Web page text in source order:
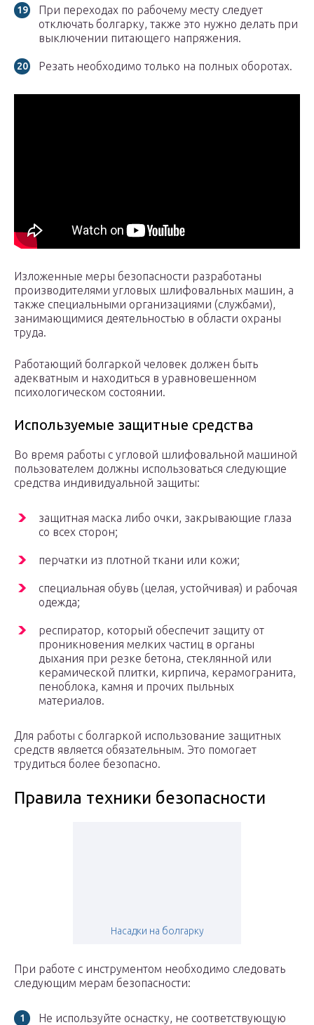
При переходах по рабочему месту следует
отключать болгарку, также это нужно делать при
выключении питающего напряжения.
Резать необходимо только на полных оборотах.
Изложенные меры безопасности разработаны
производителями угловых шлифовальных машин, а
также специальными организациями (службами),
занимающимися деятельностью в области охраны
труда.
Работающий болгаркой человек должен быть
адекватным и находиться в уравновешенном
психологическом состоянии.
Используемые защитные средства
Во время работы с угловой шлифовальной машиной
пользователем должны использоваться следующие
средства индивидуальной защиты:
защитная маска либо очки, закрывающие глаза
со всех сторон;
перчатки из плотной ткани или кожи;
специальная обувь (целая, устойчивая) и рабочая
одежда;
респиратор, который обеспечит защиту от
проникновения мелких частиц в органы
дыхания при резке бетона, стеклянной или
керамической плитки, кирпича, керамогранита,
пеноблока, камня и прочих пыльных
материалов.
Для работы с болгаркой использование защитных
средств является обязательным. Это помогает
трудиться более безопасно.
Правила техники безопасности
Насадки на болгарку
При работе с инструментом необходимо следовать
следующим мерам безопасности:
Не используйте оснастку, не соответствующую